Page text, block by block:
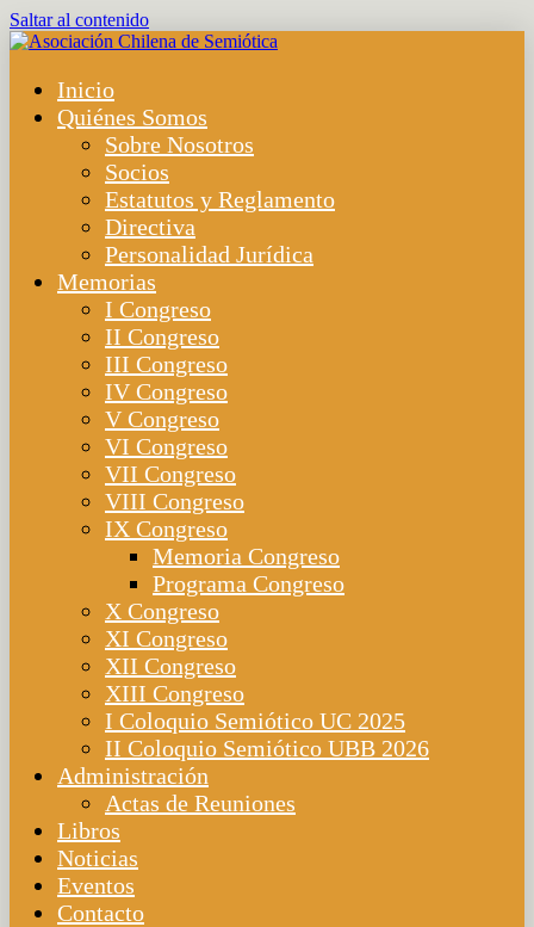
Saltar al contenido
Inicio
Quiénes Somos
Sobre Nosotros
Socios
Estatutos y Reglamento
Directiva
Personalidad Jurídica
Memorias
I Congreso
II Congreso
III Congreso
IV Congreso
V Congreso
VI Congreso
VII Congreso
VIII Congreso
IX Congreso
Memoria Congreso
Programa Congreso
X Congreso
XI Congreso
XII Congreso
XIII Congreso
I Coloquio Semiótico UC 2025
II Coloquio Semiótico UBB 2026
Administración
Actas de Reuniones
Libros
Noticias
Eventos
Contacto